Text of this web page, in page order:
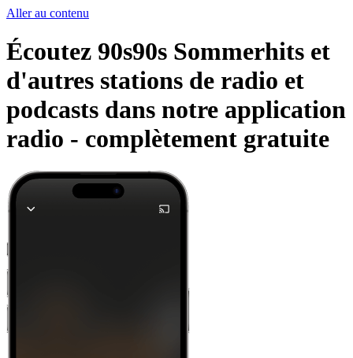
Aller au contenu
Écoutez 90s90s Sommerhits et
d'autres stations de radio et
podcasts dans notre application
radio - complètement gratuite